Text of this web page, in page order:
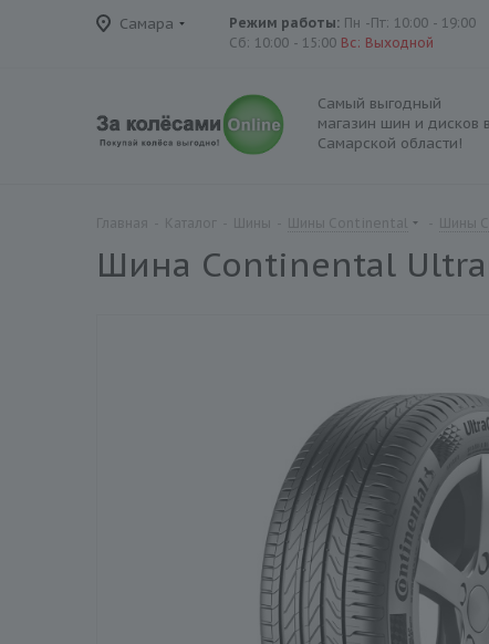
Самара Режим работы: Пн -Пт: 10:00 - 19:00
Сб: 10:00 - 15:00 Вс: Выходной
Самый выгодный
магазин шин и дисков в
Самарской области!
Шина Continental